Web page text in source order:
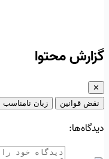
گزارش محتوا
✕
نقض قوانین
زبان نامناسب
دیدگاه‌ها: